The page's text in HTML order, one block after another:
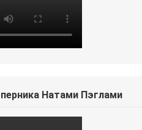
Натами Пэглами